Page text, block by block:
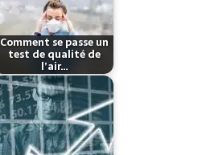
Comment se passe un
test de qualité de
l’air…